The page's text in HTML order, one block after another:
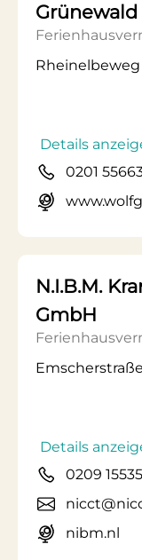
Rheinelbeweg
Details
0201
N.I.B.M.
GmbH
Details
0209
nibm.nl